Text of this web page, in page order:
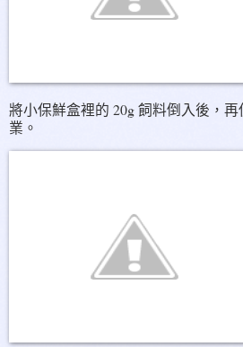
將小保鮮盒裡的 20g 飼料倒入後，
業。